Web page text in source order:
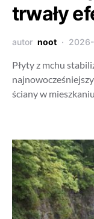
trwały
autor noot
Płyty z mchu
ściany w